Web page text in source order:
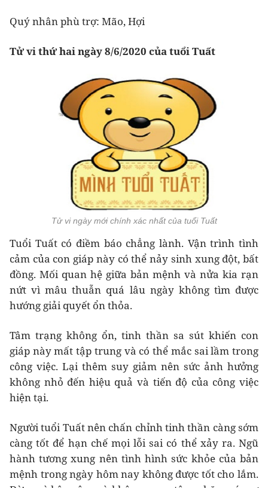
Quý nhân phù trợ: Mão, Hợi
Tử vi thứ hai ngày 8/6/2020 của tuổi Tuất
Tử vi ngày mới chính xác nhất của tuổi Tuất
Tuổi Tuất có điềm báo chẳng lành. Vận trình tình
cảm của con giáp này có thể nảy sinh xung đột, bất
đồng. Mối quan hệ giữa bản mệnh và nửa kia rạn
nứt vì mâu thuẫn quá lâu ngày không tìm được
hướng giải quyết ổn thỏa.
Tâm trạng không ổn, tinh thần sa sút khiến con
giáp này mất tập trung và có thể mắc sai lầm trong
công việc. Lại thêm suy giảm nên sức ảnh hưởng
không nhỏ đến hiệu quả và tiến độ của công việc
hiện tại.
Người tuổi Tuất nên chấn chỉnh tinh thần càng sớm
càng tốt để hạn chế mọi lỗi sai có thể xảy ra. Ngũ
hành tương xung nên tình hình sức khỏe của bản
mệnh trong ngày hôm nay không được tốt cho lắm.